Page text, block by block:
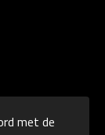
met de